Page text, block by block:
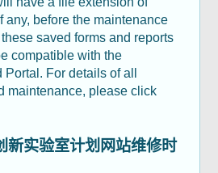
any, before the maintenance
saved forms and reports
compatible with the
Portal. For details of all
maintenance, please click
新实验室计划网站维修时